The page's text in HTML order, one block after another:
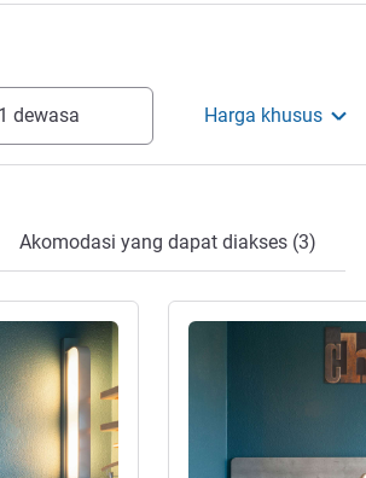
dewasa Harga khusus
Akomodasi yang dapat diakses (3)
Lihat detail